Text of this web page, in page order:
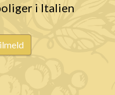
i Italien